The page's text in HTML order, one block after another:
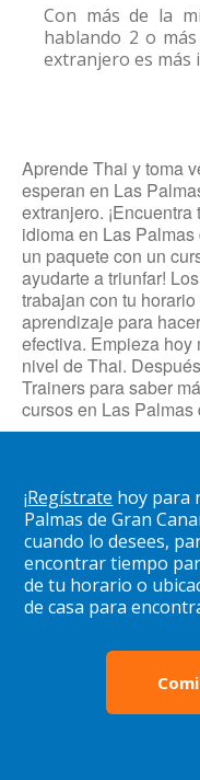
Con más de la
hablando 2 o
extranjero es más
Aprende Thai y toma
esperan en Las
extranjero.
idioma en Las
un paquete con un
ayudarte a triunfar!
trabajan con tu
aprendizaje para
efectiva. Empieza hoy
nivel de Thai.
Trainers para saber
cursos en Las Palmas
¡Regístrate hoy para
Palmas de Gran
cuando lo desees,
encontrar tiempo
de tu horario o
de casa para